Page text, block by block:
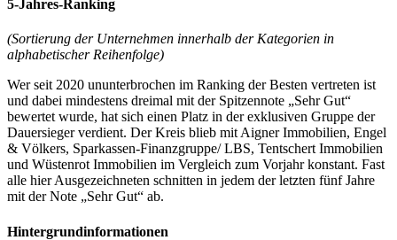
5-Jahres-Ranking
(Sortierung der Unternehmen innerhalb der Kategorien in
alphabetischer Reihenfolge)
Wer seit 2020 ununterbrochen im Ranking der Besten vertreten ist
und dabei mindestens dreimal mit der Spitzennote „Sehr Gut“
bewertet wurde, hat sich einen Platz in der exklusiven Gruppe der
Dauersieger verdient. Der Kreis blieb mit Aigner Immobilien, Engel
& Völkers, Sparkassen-Finanzgruppe/ LBS, Tentschert Immobilien
und Wüstenrot Immobilien im Vergleich zum Vorjahr konstant. Fast
alle hier Ausgezeichneten schnitten in jedem der letzten fünf Jahre
mit der Note „Sehr Gut“ ab.
Hintergrundinformationen